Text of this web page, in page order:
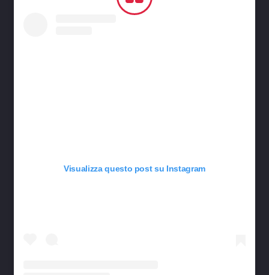
Visualizza questo post su Instagram